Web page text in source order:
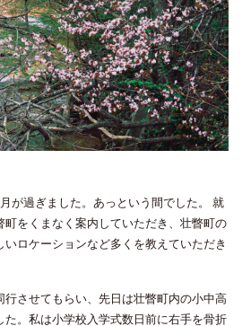
が過ぎました。あっという間でした。 就
をくまなく案内していただき、壮瞥町の
ロケーションなど多くを教えていただき
行させてもらい、先日は壮瞥町内の小中高
。私は小学校入学式数日前に右手を骨折